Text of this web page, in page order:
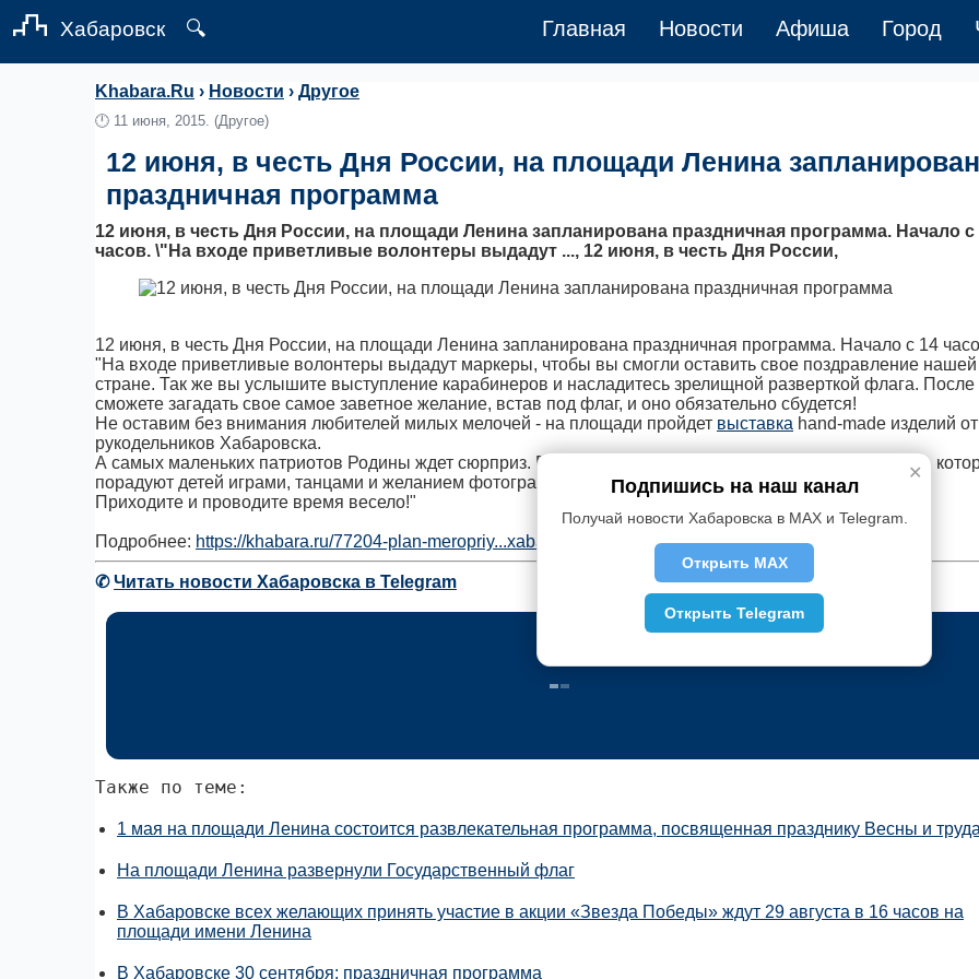
Хабаровск 🔍 Главная Новости Афиша Город
Khabara.Ru › Новости › Другое
🕛 11 июня, 2015. (Другое)
12 июня, в честь Дня России, на площади Ленина
праздничная программа
12 июня, в честь Дня России, на площади Ленина запланирована праздничная программа. Начало с
часов. \"На входе приветливые волонтеры выдадут ..., 12 июня, в честь Дня России,
12 июня, в честь Дня России, на площади Ленина запланирована праздничная программа. Начало с 14
"На входе приветливые волонтеры выдадут маркеры, чтобы вы смогли оставить свое поздравление нашей
стране. Так же вы услышите выступление карабинеров и насладитесь зрелищной разверткой флага. После
сможете загадать свое самое заветное желание, встав под флаг, и оно обязательно сбудется!
Не оставим без внимания любителей милых мелочей - на площади пройдет выставка hand-made изделий от
рукодельников Хабаровска.
А самых маленьких патриотов Родины ждет сюрприз. В этот день им не дадут скучать ростовые куклы,
порадуют детей играми, танцами и желанием фотографироваться!
Приходите и проводите время весело!"
Подробнее: https://khabara.ru/77204-plan-meropriy...xabarovske.html
✆Читать новости Хабаровска в Telegram
Также по теме:
1 мая на площади Ленина состоится развлекательная программа, посвященная празднику Весны и
На площади Ленина развернули Государственный флаг
В Хабаровске всех желающих принять участие в акции «Звезда Победы» ждут 29 августа в 16 часов на
площади имени Ленина
В Хабаровске 30 сентября: праздничная программа
✕
Подпишись на наш канал
Получай новости Хабаровска в MAX и Telegram.
Открыть MAX
Открыть Telegram